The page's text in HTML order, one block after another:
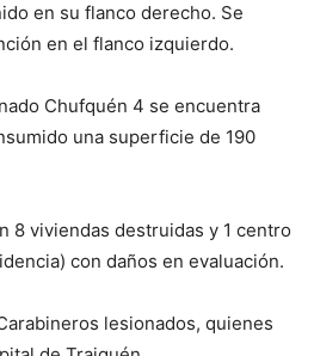
en su flanco derecho. Se
en el flanco izquierdo.
Chufquén 4 se encuentra
una superficie de 190
8 viviendas destruidas y 1 centro
con daños en evaluación.
lesionados, quienes